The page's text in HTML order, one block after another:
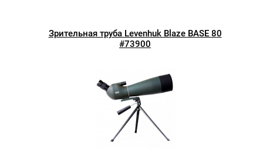
Зрительная труба Levenhuk Blaze BASE 80
#73900